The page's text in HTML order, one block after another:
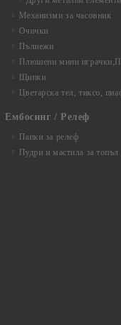
Механизми за часовник
Очички
Пълнежи
Плюшени мини
Щипки
Цветарска тел, тиксо,
Ембосинг / Релеф
Папки за релеф
Пудри и мастила за